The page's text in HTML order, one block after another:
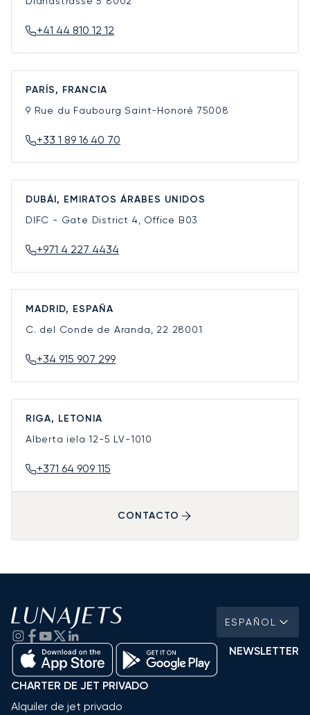
+41 44 810 12 12
PARÍS, FRANCIA
9 Rue du Faubourg Saint-Honoré 75008
+33 1 89 16 40 70
DUBÁI, EMIRATOS ÁRABES UNIDOS
DIFC - Gate District 4, Office B03
+971 4 227 4434
MADRID, ESPAÑA
C. del Conde de Aranda, 22 28001
+34 915 907 299
RIGA, LETONIA
Alberta iela 12-5 LV-1010
+371 64 909 115
CONTACTO
ESPAÑOL
NEWSLETTER
CHARTER DE JET PRIVADO
Alquiler de jet privado